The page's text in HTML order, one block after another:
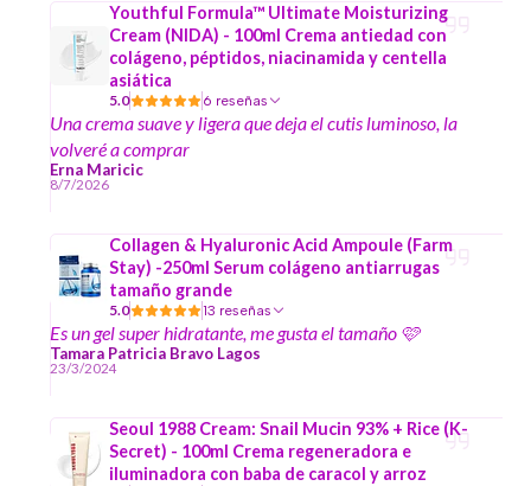
Youthful Formula™ Ultimate Moisturizing
Cream (NIDA) - 100ml Crema antiedad con
colágeno, péptidos, niacinamida y centella
asiática
5.0 6 reseñas
Una crema suave y ligera que deja el cutis luminoso, la
volveré a comprar
Erna Maricic
8/7/2026
Collagen & Hyaluronic Acid Ampoule (Farm
Stay) -250ml Serum colágeno antiarrugas
tamaño grande
5.0 13 reseñas
Es un gel super hidratante, me gusta el tamaño 🩷
Tamara Patricia Bravo Lagos
23/3/2024
Seoul 1988 Cream: Snail Mucin 93% + Rice (K-
Secret) - 100ml Crema regeneradora e
iluminadora con baba de caracol y arroz